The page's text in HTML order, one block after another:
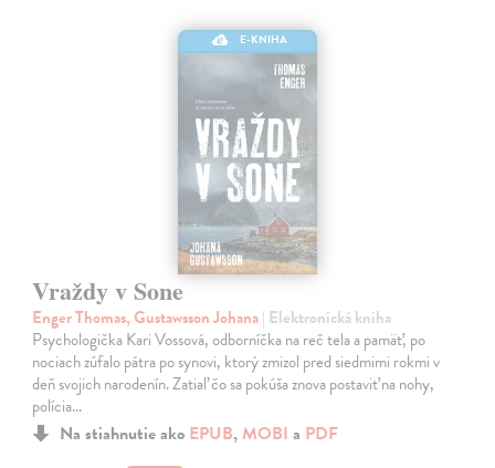
E-KNIHA
Vraždy v Sone
Enger Thomas, Gustawsson Johana| Elektronická kniha
Psychologička Kari Vossová, odborníčka na reč tela a pamäť, po
nociach zúfalo pátra po synovi, ktorý zmizol pred siedmimi rokmi v
deň svojich narodenín. Zatiaľ čo sa pokúša znova postaviť na nohy,
polícia…
Na stiahnutie ako EPUB, MOBI a PDF